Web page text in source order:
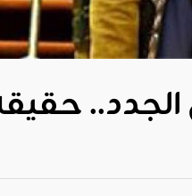
الجدد..